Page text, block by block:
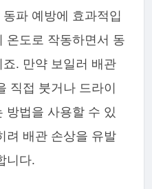
파 예방에 효과적입
온도로 작동하면서 동
. 만약 보일러 배관
직접 붓거나 드라이
방법을 사용할 수 있
려 배관 손상을 유발
니다.